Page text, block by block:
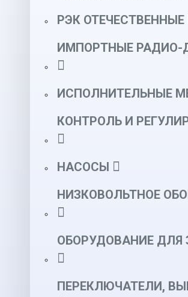
РЭК ОТЕЧЕСТВЕННЫЕ
ИМПОРТНЫЕ РАДИО-
ИСПОЛНИТЕЛЬНЫЕ
КОНТРОЛЬ И
НАСОСЫ
НИЗКОВОЛЬТНОЕ
ОБОРУДОВАНИЕ ДЛЯ
ПЕРЕКЛЮЧАТЕЛИ,